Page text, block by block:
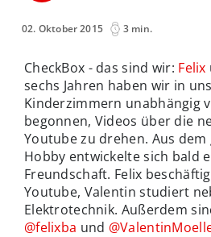
02. Oktober 2015 3 min.
CheckBox - das sind wir: Felix
sechs Jahren haben wir in
Kinderzimmern unabhängig
begonnen, Videos über die
Youtube zu drehen. Aus dem
Hobby entwickelte sich bald
Freundschaft. Felix
Youtube, Valentin studiert
Elektrotechnik. Außerdem
@felixba und